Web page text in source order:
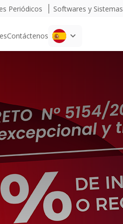
Periódicos Softwares y Sistemas
Contáctenos